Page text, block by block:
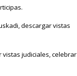
descargar vistas
vistas judiciales, celebrar